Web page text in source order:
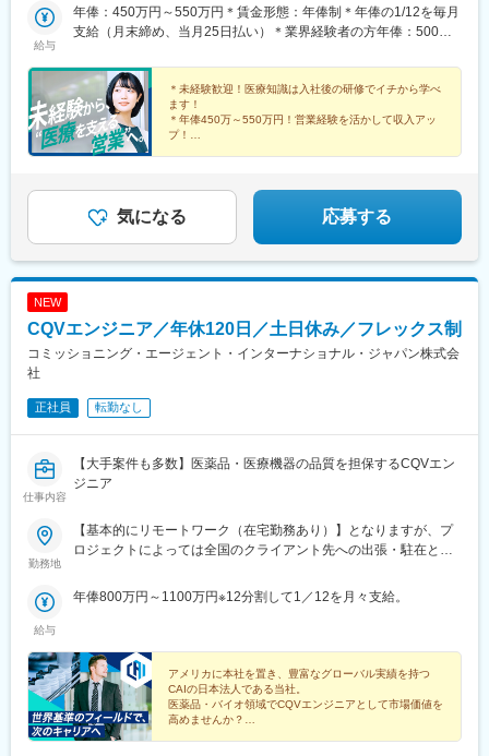
県【東京本社】東京都豊島区西池袋3-27-12 池袋ウェストパーク
ビル＊各線「池袋駅」西口より徒歩5分【大阪オフィス】大阪府大
各線「本町駅」より徒歩1分【福岡オフィス】福岡県福岡市博多区
博多駅前2-19-24 大博センタービル6F＊JR・福岡市地下鉄各線
「博多駅」より徒歩5分
給与
年俸：450万円～550万円＊賃金形態：年俸制＊年俸の1/12を毎月
支給（月末締め、当月25日払い）＊業界経験者の方年俸：500万
＊未経験歓迎！医療知識は入社後の研修でイチから学べ
ます！
＊年俸450万～550万円！営業経験を活かして収入アッ
プ！
気になる 応募する
NEW
CQVエンジニア／年休120日／土日休み／フレックス制
コミッショニング・エージェント・インターナショナル・ジャパン株式会
社
正社員 転勤なし
仕事内容
【大手案件も多数】医薬品・医療機器の品質を担保するCQVエン
ジニア
勤務地
【基本的にリモートワーク（在宅勤務あり）】となりますが、プ
ロジェクトによっては全国のクライアント先への出張・駐在とな
慮の上決定いたします。
給与
年俸800万円～1100万円※12分割して1／12を月々支給。
アメリカに本社を置き、豊富なグローバル実績を持つ
CAIの日本法人である当社。
医薬品・バイオ領域でCQVエンジニアとして市場価値を
高めませんか？